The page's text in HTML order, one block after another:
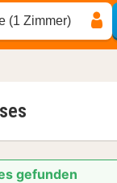
(1 Zimmer)
gefunden